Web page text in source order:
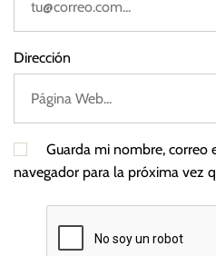
Dirección
Guarda mi nombre, correo
navegador para la próxima vez